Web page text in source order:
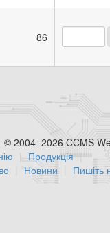
86
© 2004–2026 CCMS
Продукція
Новини Пишіть